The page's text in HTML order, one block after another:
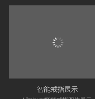
智能戒指展示